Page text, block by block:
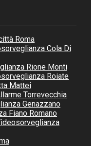
Roma
Cola Di
Rione Monti
Roiate
Mattei
Torrevecchia
Genazzano
Fiano Romano